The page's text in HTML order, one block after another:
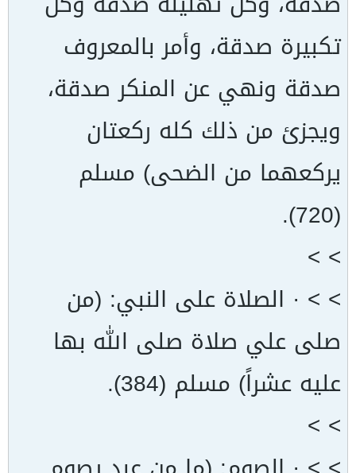
تكبيرة صدقة، وأمر بالمعروف
صدقة ونهي عن المنكر صدقة،
ويجزئ من ذلك كله ركعتان
يركعهما من الضحى) مسلم
(720).
> >
> > · الصلاة على النبي: (من
صلى علي صلاة صلى الله بها
عليه عشراً) مسلم (384).
> >